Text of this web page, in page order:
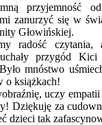
przyjemność
zanurzyć się w
Głowińskiej.
radość
przygód
mnóstwo
o książkach!
uczy
Dziękuję za
dzieci tak